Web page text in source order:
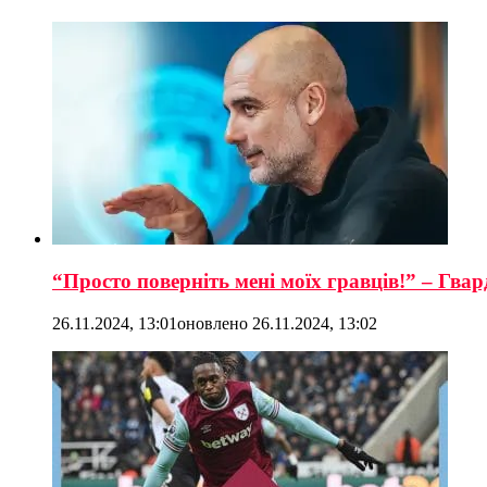
“Просто поверніть мені моїх гравців!” –
26.11.2024, 13:01оновлено 26.11.2024, 13:02